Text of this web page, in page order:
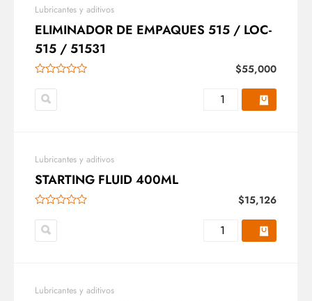
Lubricantes y aditivos
ELIMINADOR DE EMPAQUES 515 / LOC-
515 / 51531
$55,000
Lubricantes y aditivos
STARTING FLUID 400ML
$15,126
Lubricantes y aditivos